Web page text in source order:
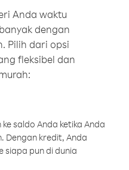
Anda waktu
dengan
Pilih dari opsi
fleksibel dan
saldo Anda ketika Anda
Dengan kredit, Anda
siapa pun di dunia